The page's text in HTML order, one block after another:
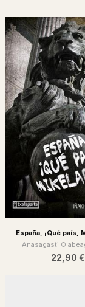
España, ¡Qué país,
Anasagasti
22,90 €